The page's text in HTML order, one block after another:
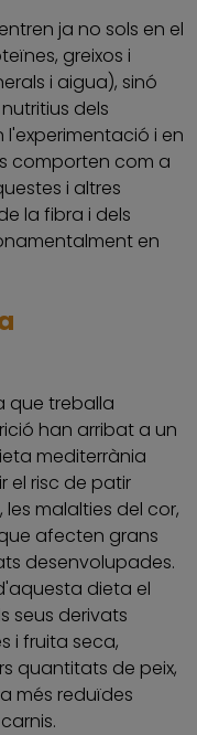
ja no sols en el
greixos i
i aigua), sinó
dels
i en
comporten com a
i altres
la fibra i dels
en
que treballa
han arribat a un
mediterrània
el risc de patir
malalties del cor,
afecten grans
desenvolupades.
dieta el
seus derivats
i fruita seca,
quantitats de peix,
més reduïdes